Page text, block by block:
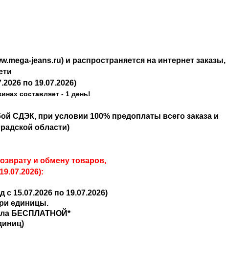
jeans.ru) и распространяется на интернет заказы,
по 19.07.2026)
составляет - 1 день!
СДЭК, при условии 100% предоплаты всего заказа и
области)
и обмену товаров,
15.07.2026 по 19.07.2026)
единицы.
БЕСПЛАТНОЙ*